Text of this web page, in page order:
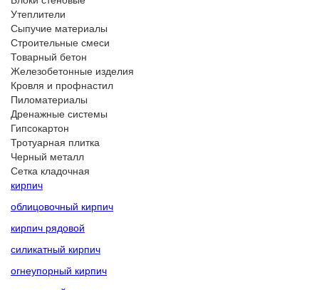
Утеплители
Сыпучие материалы
Строительные смеси
Товарный бетон
Железобетонные изделия
Кровля и профнастил
Пиломатериалы
Дренажные системы
Гипсокартон
Тротуарная плитка
Черный металл
Сетка кладочная
кирпич
облицовочный кирпич
кирпич рядовой
силикатный кирпич
огнеупорный кирпич